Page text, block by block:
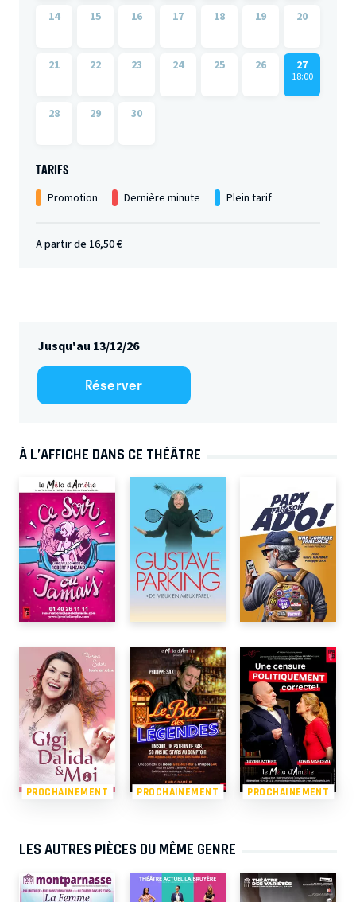
14 15 16 17 18 19 20
21 22 23 24 25 26 27
18:00
28 29 30
TARIFS
Promotion Dernière minute Plein tarif
A partir de 16,50 €
Jusqu'au 13/12/26
Réserver
À L’AFFICHE DANS CE THÉÂTRE
PROCHAINEMENT PROCHAINEMENT PROCHAINEMENT
LES AUTRES PIÈCES DU MÊME GENRE